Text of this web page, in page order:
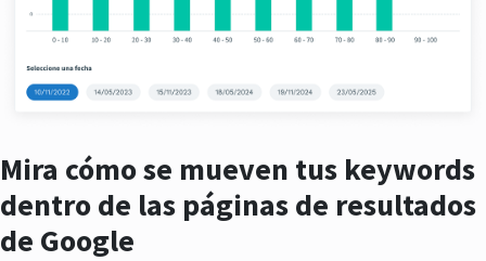
Mira cómo se mueven tus keywords
dentro de las páginas de resultados
de Google